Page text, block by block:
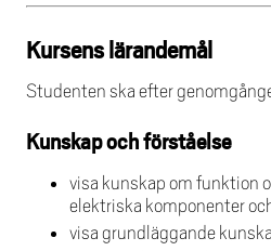
Kursens lärandemål
Studenten ska efter
Kunskap och förståelse
visa kunskap om funktion
elektriska komponenter
visa grundläggande